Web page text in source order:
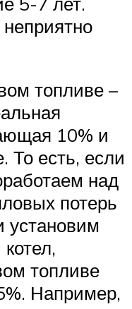
топливе –
10% и
То есть, если
над
потерь
топливе
Например,